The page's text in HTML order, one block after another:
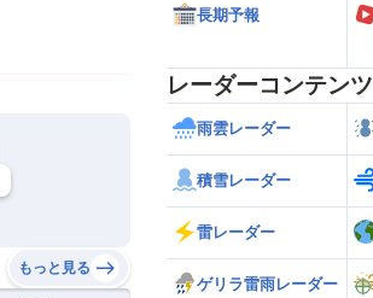
もっと見る
長期予報
レーダーコンテンツ
雨雲レーダー
積雪レーダー
雷レーダー
ゲリラ雷雨レーダー